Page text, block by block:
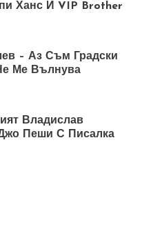
Ханс И VIP Brother
– Аз Съм Градски
Ме Вълнува
Владислав
Пеши С Писалка